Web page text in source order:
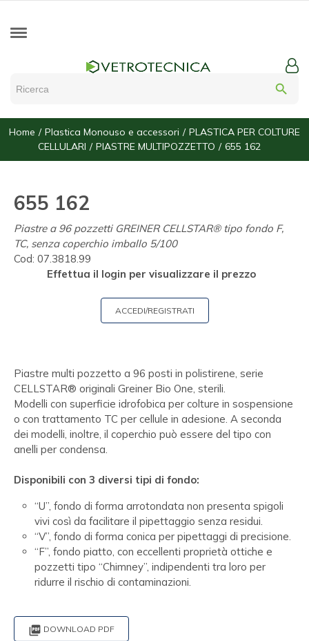
search
Home Plastica Monouso e accessori
PLASTICA PER COLTURE
CELLULARI
PIASTRE MULTIPOZZETTO 655 162
655 162
Piastre a 96 pozzetti GREINER CELLSTAR® tipo fondo F,
TC, senza coperchio imballo 5/100
Cod: 07.3818.99
Effettua il login per visualizzare il prezzo
ACCEDI/REGISTRATI
Piastre multi pozzetto a 96 posti in polistirene, serie
CELLSTAR® originali Greiner Bio One, sterili.
Modelli con superficie idrofobica per colture in sospensione
o con trattamento TC per cellule in adesione. A seconda
dei modelli, inoltre, il coperchio può essere del tipo con
anelli per condensa.
Disponibili con 3 diversi tipi di fondo:
“U”, fondo di forma arrotondata non presenta spigoli
vivi così da facilitare il pipettaggio senza residui.
“V”, fondo di forma conica per pipettaggi di precisione.
“F”, fondo piatto, con eccellenti proprietà ottiche e
pozzetti tipo “Chimney”, indipendenti tra loro per
ridurre il rischio di contaminazioni.
 DOWNLOAD PDF